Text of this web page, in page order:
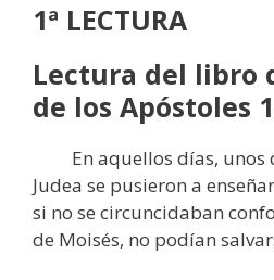
1ª LECTURA
Lectura del libro
de los Apóstoles
En aquellos días,
Judea se pusieron a
si no se circuncidaban
de Moisés, no podían